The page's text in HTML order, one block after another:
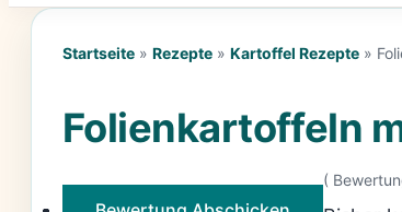
Startseite » Rezepte » Kartoffel Rezepte »
Folienkartoffeln
(